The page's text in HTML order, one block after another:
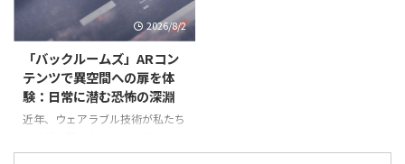
テイメントを楽しめる画期的な製
品として、多くのユー
2026/8/2
「バックルームズ」ARコン
テンツで異空間への扉を体
験：日常に潜む恐怖の深淵
近年、ウェアラブル技術が私たち
ントの形をもたらしています。特